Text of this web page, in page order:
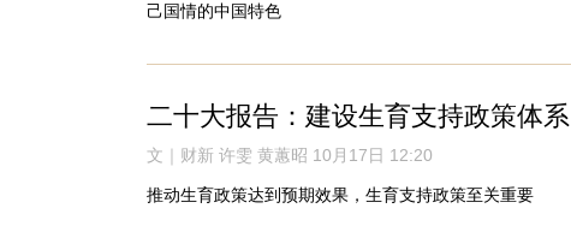
己国情的中国特色
二十大报告：建设生育支持政策体系
文｜财新 许雯 黄蕙昭 10月17日 12:20
推动生育政策达到预期效果，生育支持政策至关重要